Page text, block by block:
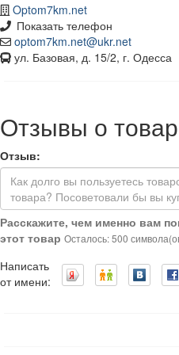
Optom7km.net
Показать телефон
optom7km.net@ukr.net
ул. Базовая, д. 15/2, г. Одесса
Отзывы о
Отзыв:
Расскажите, чем именно вам
этот товар Осталось: 500
Написать
от имени: